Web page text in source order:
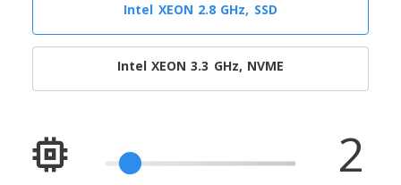
Intel XEON 2.8 GHz, SSD
Intel XEON 3.3 GHz, NVME
2